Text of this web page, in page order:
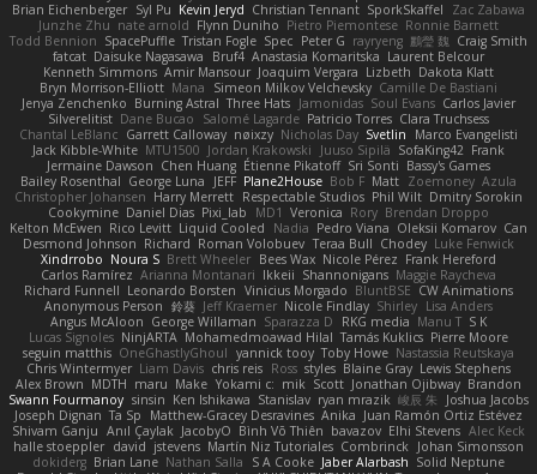
Brian Eichenberger Syl Pu Kevin Jeryd Christian Tennant SporkSkaffel
Zac Zabawa
Junzhe Zhu nate arnold Flynn Duniho Pietro Piemontese Ronnie Barnett
Todd Bennion SpacePuffle Tristan Fogle Spec Peter G rayryeng 鸝瑩 魏 Craig Smith
fatcat Daisuke Nagasawa Bruf4 Anastasia Komaritska Laurent Belcour
Kenneth Simmons Amir Mansour Joaquim Vergara Lizbeth Dakota Klatt
Bryn Morrison-Elliott Mana Simeon Milkov Velchevsky Camille De Bastiani
Jenya Zenchenko Burning Astral Three Hats Jamonidas Soul Evans Carlos Javier
Silverelitist Dane Bucao Salomé Lagarde Patricio Torres Clara Truchsess
Chantal LeBlanc Garrett Calloway nøixzy Nicholas Day Svetlin
Marco Evangelisti
Jack Kibble-White MTU1500 Jordan Krakowski Juuso Sipilä SofaKing42 Frank
Jermaine Dawson Chen Huang Étienne Pikatoff Sri Sonti Bassy's Games
Bailey Rosenthal George Luna JEFF Plane2House Bob F Matt Zoemoney Azula
Christopher Johansen Harry Merrett Respectable Studios Phil Wilt Dmitry Sorokin
Cookymine Daniel Dias Pixi_lab MD1 Veronica Rory Brendan Droppo
Kelton McEwen Rico Levitt Liquid Cooled Nadia Pedro Viana Oleksii Komarov Can
Desmond Johnson Richard Roman Volobuev Teraa Bull Chodey Luke Fenwick
Xindrrobo Noura S Brett Wheeler Bees Wax Nicole Pérez Frank Hereford
Carlos Ramírez Arianna Montanari Ikkeii Shannonigans Maggie Raycheva
Richard Funnell Leonardo Borsten Vinicius Morgado BluntBSE CW Animations
Anonymous Person 鈴葵 Jeff Kraemer Nicole Findlay Shirley Lisa Anders
Angus McAloon George Willaman Sparazza D RKG media Manu T S K
Lucas Signoles NinjARTA Mohamedmoawad Hilal Tamás Kuklics Pierre Moore
seguin matthis OneGhastlyGhoul yannick tooy Toby Howe Nastassia Reutskaya
Chris Wintermyer Liam Davis chris reis Ross styles Blaine Gray Lewis Stephens
Alex Brown MDTH maru Make Yokami c: mik Scott Jonathan Ojibway Brandon
Swann Fourmanoy sinsin Ken Ishikawa Stanislav ryan mrazik 峻辰 朱
Joshua Jacobs
Joseph Dignan Ta Sp Matthew-Gracey Desravines Anika Juan Ramón Ortiz Estévez
Shivam Ganju Anıl Çaylak JacobyO Bình Võ Thiên bavazov Elhi Stevens Alec Keck
halle stoeppler david jstevens Martín Niz Tutoriales Combrinck Johan Simonsson
dokiderg Brian Lane Nathan Salla S A Cooke Jaber Alarbash Solid Neptune